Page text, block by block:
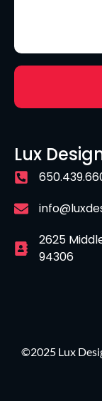
Lux
2625
94306
©2025 Lux